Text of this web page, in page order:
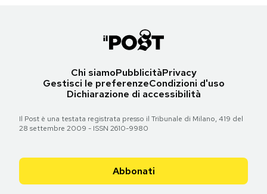
Chi siamoPubblicitàPrivacy
Gestisci le preferenzeCondizioni d'uso
Dichiarazione di accessibilità
Il Post è una testata registrata presso il Tribunale di Milano, 419 del
28 settembre 2009 - ISSN 2610-9980
Abbonati